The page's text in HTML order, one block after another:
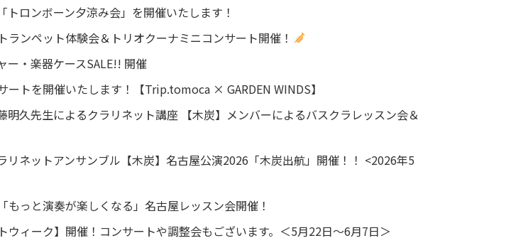
トロンボーン夕涼み会」を開催いたします！
ランペット体験会＆トリオクーナミニコンサート開催！
ー・楽器ケースSALE!! 開催
ートを開催いたします！【Trip.tomoca × GARDEN WINDS】
明久先生によるクラリネット講座 【木炭】メンバーによるバスクラレッスン会＆
リネットアンサンブル【木炭】名古屋公演2026「木炭出航」開催！！ <2026年5
もっと演奏が楽しくなる」名古屋レッスン会開催！
ウィーク】開催！コンサートや調整会もございます。＜5月22日～6月7日＞